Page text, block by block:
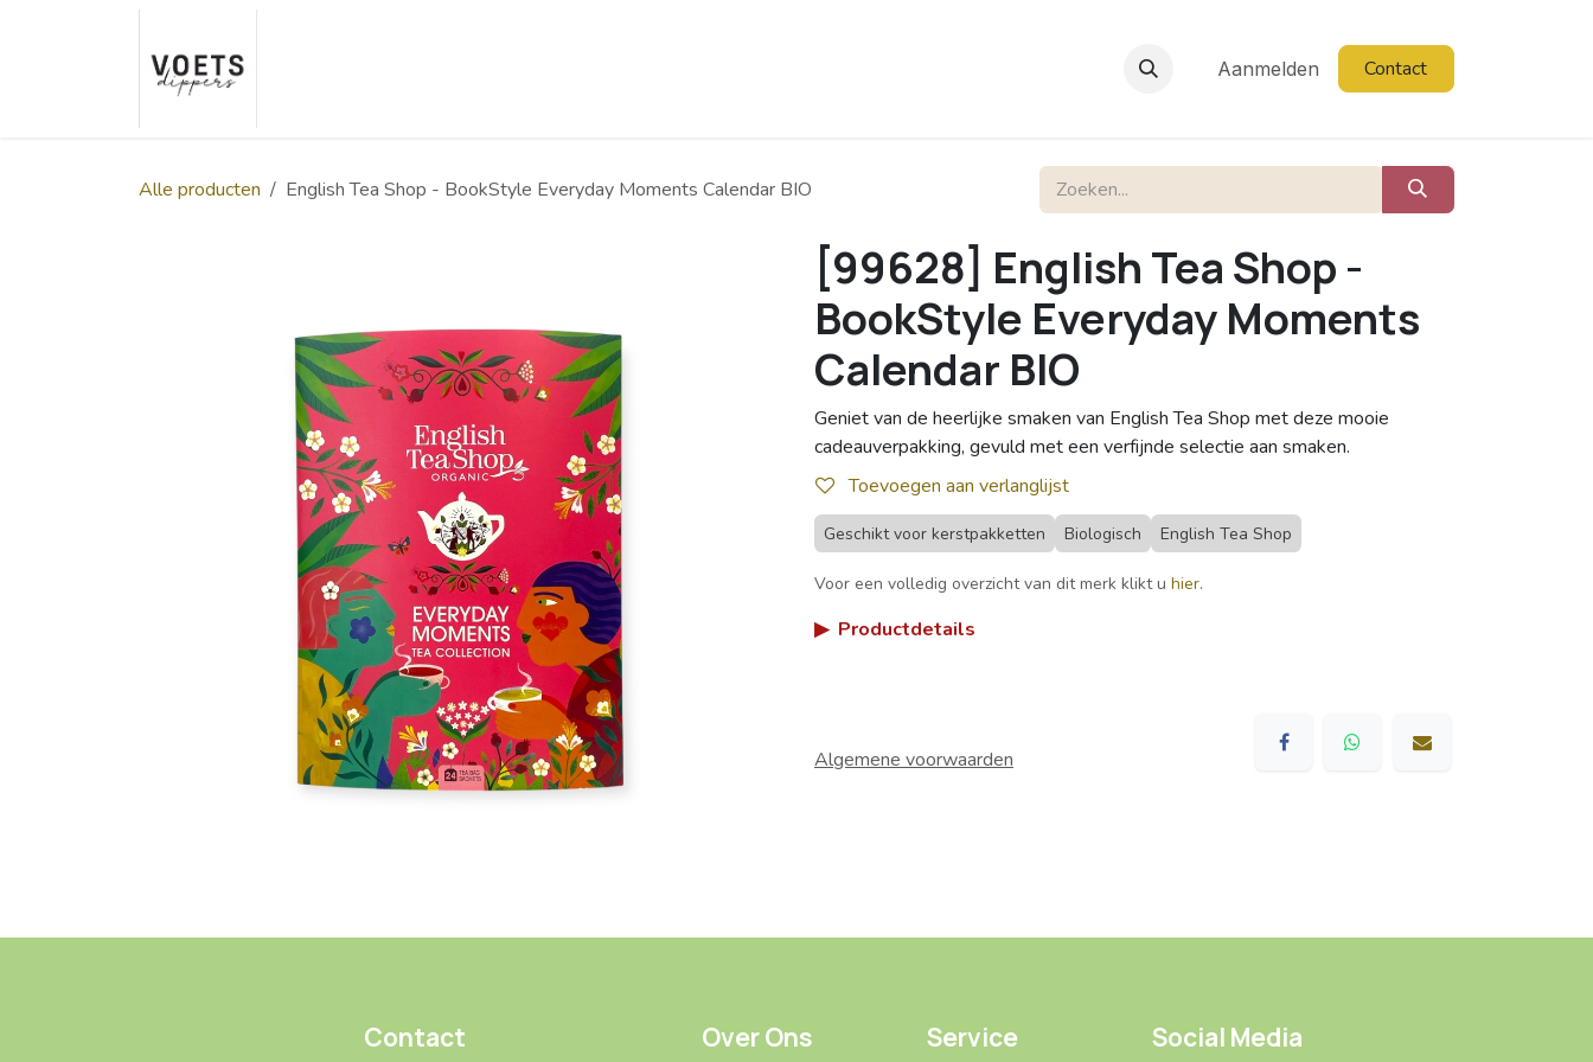
Overslaan naar inhoud
Aanmelden Contact
Alle producten English Tea Shop - BookStyle Everyday Moments Calendar BIO
[99628] English Tea Shop -
BookStyle Everyday Moments
Calendar BIO
Geniet van de heerlijke smaken van English Tea Shop met deze mooie
cadeauverpakking, gevuld met een verfijnde selectie aan smaken.
Toevoegen aan verlanglijst
Geschikt voor kerstpakketten Biologisch English Tea Shop
Voor een volledig overzicht van dit merk klikt u hier.
▶ Productdetails
Algemene voorwaarden
Contact Over Ons Service Social Media